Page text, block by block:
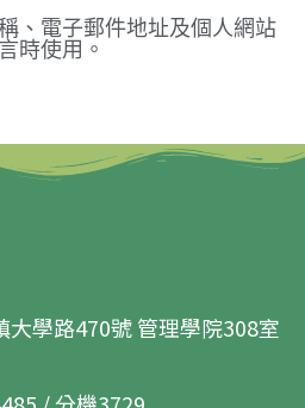
、電子郵件地址及個人網站
時使用。
大學路470號 管理學院308室